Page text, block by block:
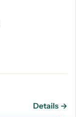
Details →